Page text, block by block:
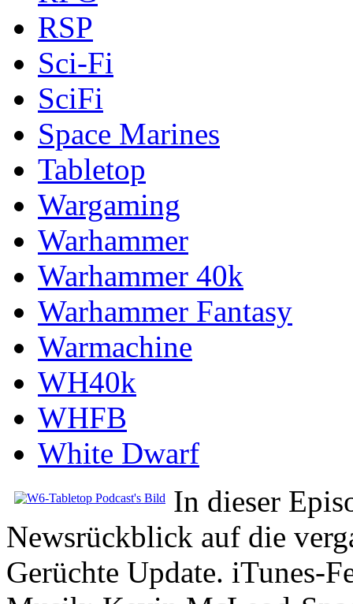
RSP
Sci-Fi
SciFi
Space Marines
Tabletop
Wargaming
Warhammer
Warhammer 40k
Warhammer Fantasy
Warmachine
WH40k
WHFB
White Dwarf
In dieser
Newsrückblick auf die
Gerüchte Update.